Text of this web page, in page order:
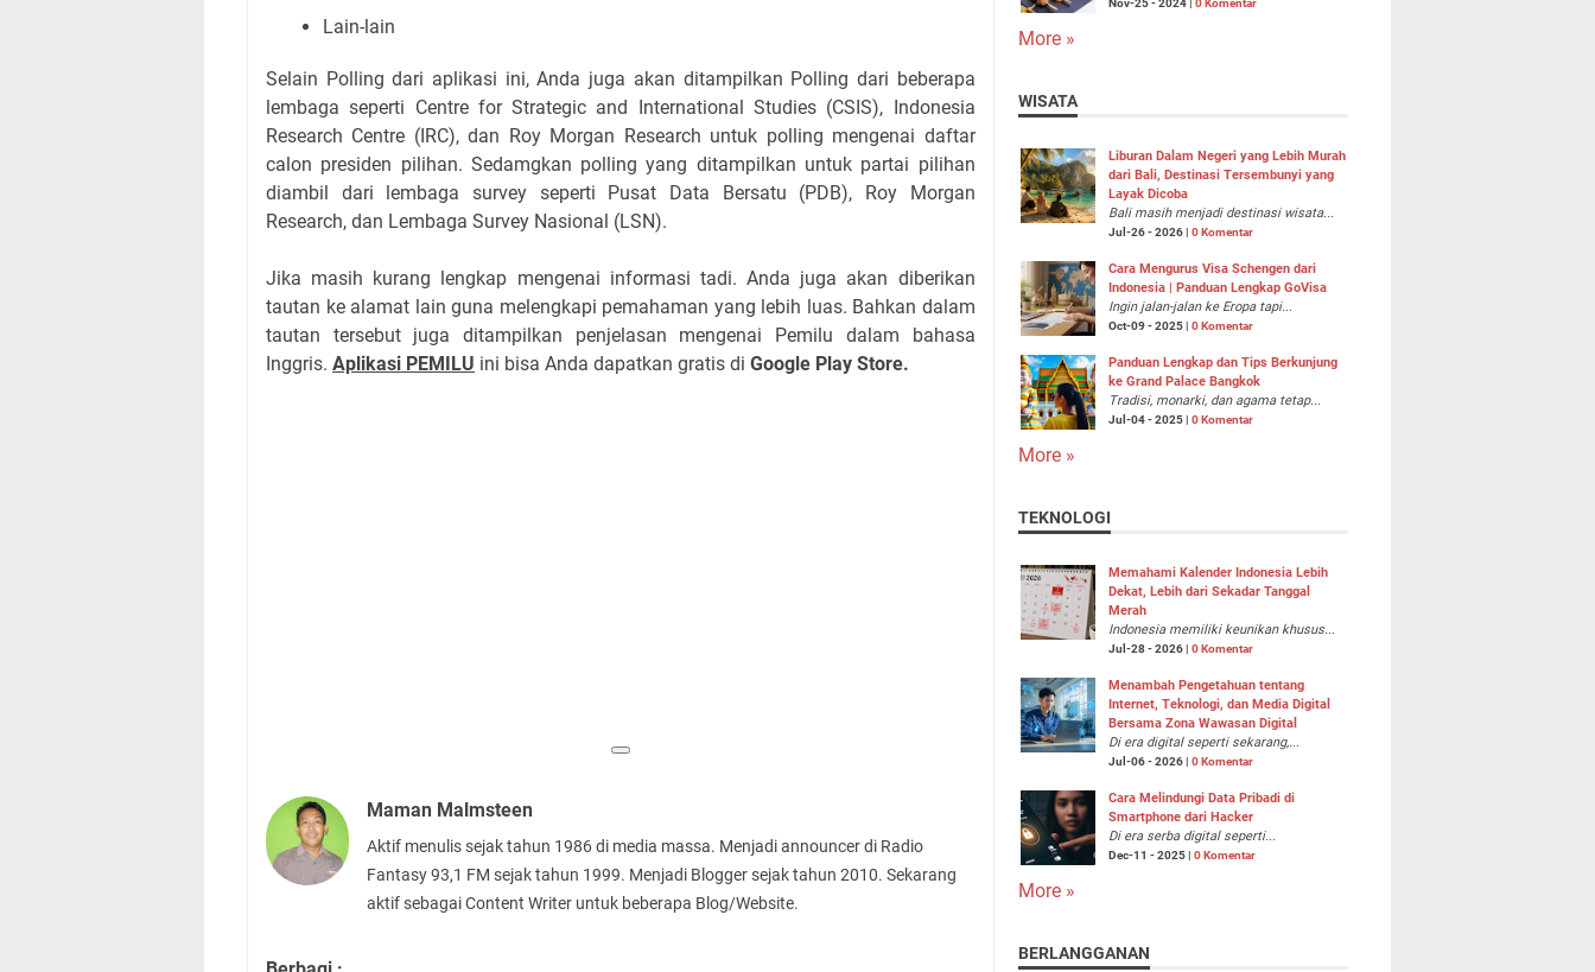
Lain-lain
Selain Polling dari aplikasi ini, Anda juga akan ditampilkan Polling dari beberapa
lembaga seperti Centre for Strategic and International Studies (CSIS), Indonesia
Research Centre (IRC), dan Roy Morgan Research untuk polling mengenai daftar
calon presiden pilihan. Sedamgkan polling yang ditampilkan untuk partai pilihan
diambil dari lembaga survey seperti Pusat Data Bersatu (PDB), Roy Morgan
Research, dan Lembaga Survey Nasional (LSN).
Jika masih kurang lengkap mengenai informasi tadi. Anda juga akan diberikan
tautan ke alamat lain guna melengkapi pemahaman yang lebih luas. Bahkan dalam
tautan tersebut juga ditampilkan penjelasan mengenai Pemilu dalam bahasa
Inggris. Aplikasi PEMILU ini bisa Anda dapatkan gratis di Google Play Store.
Maman Malmsteen
Aktif menulis sejak tahun 1986 di media massa. Menjadi announcer di Radio
Fantasy 93,1 FM sejak tahun 1999. Menjadi Blogger sejak tahun 2010. Sekarang
aktif sebagai Content Writer untuk beberapa Blog/Website.
Nov-25 - 2024 | 0 Komentar
More »
WISATA
Liburan Dalam Negeri yang Lebih Murah
dari Bali, Destinasi Tersembunyi yang
Layak Dicoba
Bali masih menjadi destinasi wisata...
Jul-26 - 2026 | 0 Komentar
Cara Mengurus Visa Schengen dari
Indonesia | Panduan Lengkap GoVisa
Ingin jalan-jalan ke Eropa tapi...
Oct-09 - 2025 | 0 Komentar
Panduan Lengkap dan Tips Berkunjung
ke Grand Palace Bangkok
Tradisi, monarki, dan agama tetap...
Jul-04 - 2025 | 0 Komentar
More »
TEKNOLOGI
Memahami Kalender Indonesia Lebih
Dekat, Lebih dari Sekadar Tanggal
Merah
Indonesia memiliki keunikan khusus...
Jul-28 - 2026 | 0 Komentar
Menambah Pengetahuan tentang
Internet, Teknologi, dan Media Digital
Bersama Zona Wawasan Digital
Di era digital seperti sekarang,...
Jul-06 - 2026 | 0 Komentar
Cara Melindungi Data Pribadi di
Smartphone dari Hacker
Di era serba digital seperti...
Dec-11 - 2025 | 0 Komentar
More »
BERLANGGANAN